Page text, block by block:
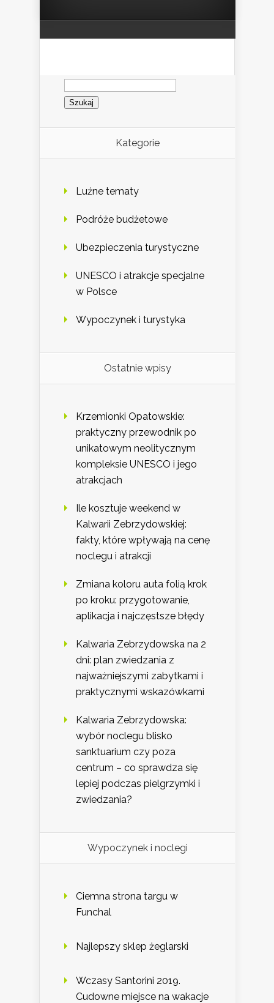
Szukaj:
Kategorie
Luźne tematy
Podróże budżetowe
Ubezpieczenia turystyczne
UNESCO i atrakcje specjalne
w Polsce
Wypoczynek i turystyka
Ostatnie wpisy
Krzemionki Opatowskie:
praktyczny przewodnik po
unikatowym neolitycznym
kompleksie UNESCO i jego
atrakcjach
Ile kosztuje weekend w
Kalwarii Zebrzydowskiej:
fakty, które wpływają na cenę
noclegu i atrakcji
Zmiana koloru auta folią krok
po kroku: przygotowanie,
aplikacja i najczęstsze błędy
Kalwaria Zebrzydowska na 2
dni: plan zwiedzania z
najważniejszymi zabytkami i
praktycznymi wskazówkami
Kalwaria Zebrzydowska:
wybór noclegu blisko
sanktuarium czy poza
centrum – co sprawdza się
lepiej podczas pielgrzymki i
zwiedzania?
Wypoczynek i noclegi
Ciemna strona targu w
Funchal
Najlepszy sklep żeglarski
Wczasy Santorini 2019.
Cudowne miejsce na wakacje